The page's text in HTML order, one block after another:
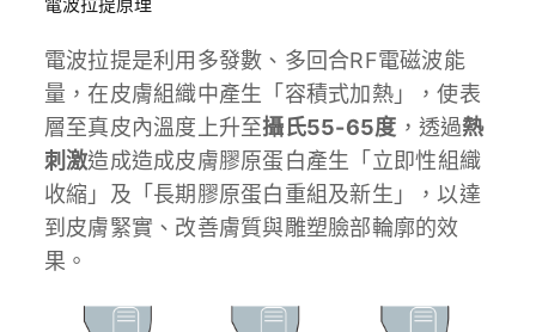
電波拉提是利用多發數、多回合RF電磁波能
量，在皮膚組織中產生「容積式加熱」，使表
層至真皮內溫度上升至攝氏55-65度 ，透過熱
刺激造成造成皮膚膠原蛋白產生「立即性組織
收縮」及「長期膠原蛋白重組及新生」，以達
到皮膚緊實、改善膚質與雕塑臉部輪廓的效
果。